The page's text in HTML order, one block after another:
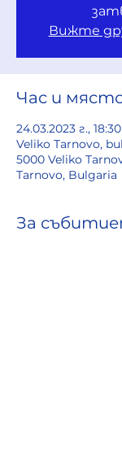
Вижте
Час и
24.03.2023 г.,
Veliko Tarnovo,
5000 Veliko
Tarnovo, Bulgaria
За